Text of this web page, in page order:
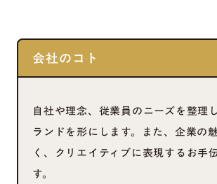
会社のコト
自社や理念、従業員のニーズを整理
ランドを形にします。また、企業の
く、クリエイティブに表現するお手
す。